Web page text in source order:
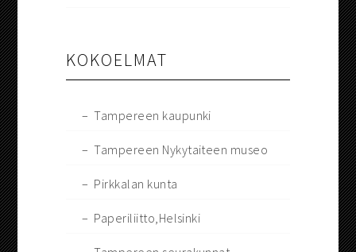
KOKOELMAT
– Tampereen kaupunki
– Tampereen Nykytaiteen museo
– Pirkkalan kunta
– Paperiliitto,Helsinki